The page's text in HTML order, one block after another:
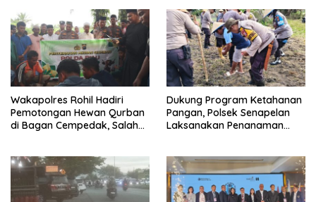
Wakapolres Rohil Hadiri
Pemotongan Hewan Qurban
di Bagan Cempedak, Salah
Dukung Program Ketahanan
Pangan, Polsek Senapelan
Laksanakan Penanaman